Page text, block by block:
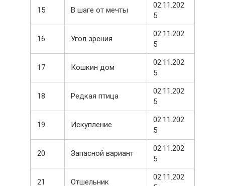
15 В шаге от мечты
02.11.202
5
16 Угол зрения
02.11.202
5
17 Кошкин дом
02.11.202
5
18 Редкая птица
02.11.202
5
19 Искупление
02.11.202
5
20 Запасной вариант
02.11.202
5
21 Отшельник
02.11.202